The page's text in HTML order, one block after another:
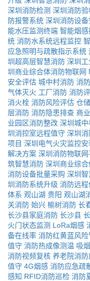
深圳消防检测 深圳消防验
防报警系统 深圳消防设备
能水压监测终端 智能烟
统 消防水系统远程监控
应急照明与疏散指示系统
圳超高层智慧消防 深圳
圳商业综合体消防物联网
安全评估 城中村消防 消
气体灭火 工厂消防 消防
消火栓 消防风险评估 仓
层消防 消防隐患排查 商
业园区消防整改 深圳城
圳消控室远程值守 深圳
项目 深圳电气火灾监控安
解决方案 深圳消防物联
筑智慧消防 深圳商业综
消防设备批量采购 深圳智
圳消防系统升级 消防远
体系 观山湖 贵阳 观山湖
关消防 始兴 榆树消防 长
长沙县家庭消防 长沙县
火门状态监测 LoRa烟感
备在线率 消防红黄蓝风险
值守 消防热成像测温 吸
消防视频复核 养老院消
值守 4G烟感 消防应急疏
感知 RFID消防巡检 消防